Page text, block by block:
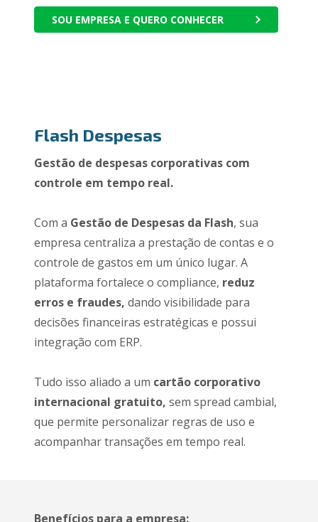
SOU EMPRESA E QUERO CONHECER
Flash Despesas
Gestão de despesas corporativas com
controle em tempo real.
Com a Gestão de Despesas da Flash, sua
empresa centraliza a prestação de contas e o
controle de gastos em um único lugar. A
plataforma fortalece o compliance, reduz
erros e fraudes, dando visibilidade para
decisões financeiras estratégicas e possui
integração com ERP.
Tudo isso aliado a um cartão corporativo
internacional gratuito, sem spread cambial,
que permite personalizar regras de uso e
acompanhar transações em tempo real.
Benefícios para a empresa: